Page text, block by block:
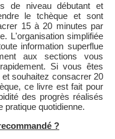
de niveau débutant et
le tchèque et sont
15 à 20 minutes par
L'organisation simplifiée
information superflue
aux sections vous
Si vous êtes
souhaitez consacrer 20
ce livre est fait pour
des progrès réalisés
pratique quotidienne.
?